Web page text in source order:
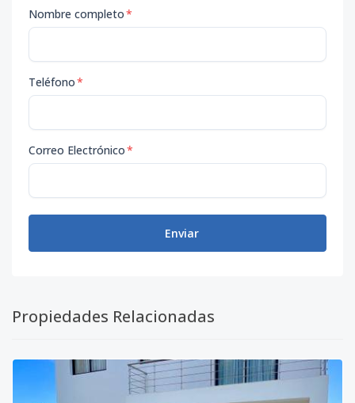
Nombre completo*
Teléfono*
Correo Electrónico*
Enviar
Propiedades Relacionadas